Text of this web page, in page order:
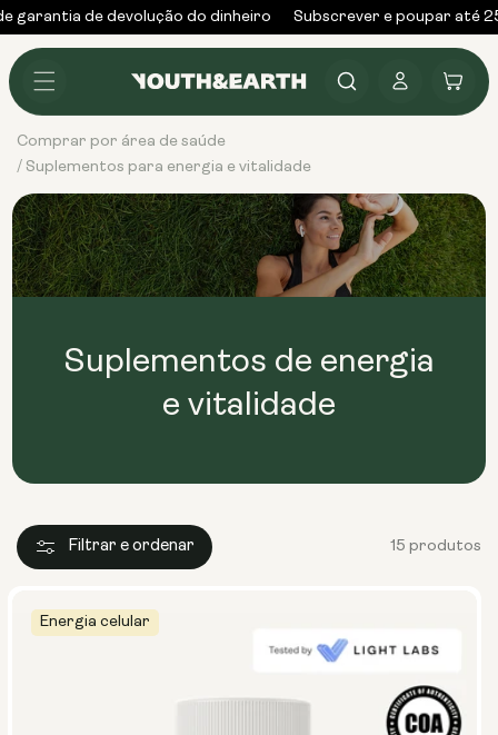
para o
conteúdo
garantia de devolução do dinheiro Subscrever e poupar até
sessão
Carrinho
Comprar por área de saúde
/ Suplementos para energia e vitalidade
Suplementos de energia
e vitalidade
Filtrar e ordenar 15 produtos
Energia celular